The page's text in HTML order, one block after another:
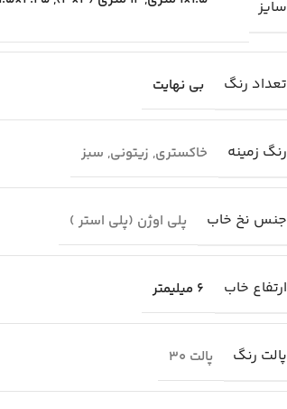
سایز
تعداد رنگ بی نهایت
رنگ زمینه خاکستری, زیتونی, سبز
جنس نخ خاب پلی اوژن (پلی استر )
ارتفاع خاب 6 میلیمتر
پالت رنگ پالت 30